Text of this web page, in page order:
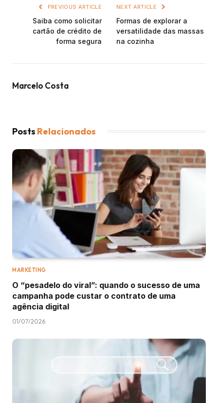
PREVIOUS ARTICLE
Saiba como solicitar
cartão de crédito de
forma segura
NEXT ARTICLE
Formas de explorar a
versatilidade das massas
na cozinha
Marcelo Costa
Posts Relacionados
MARKETING
O “pesadelo do viral”: quando o sucesso de uma
campanha pode custar o contrato de uma
agência digital
01/07/2026